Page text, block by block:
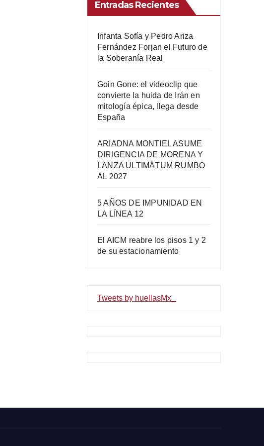
Entradas Recientes
Infanta Sofía y Pedro Ariza
Fernández Forjan el Futuro de
la Soberanía Real
Goin Gone: el videoclip que
convierte la huida de Irán en
mitología épica, llega desde
España
ARIADNA MONTIEL ASUME
DIRIGENCIA DE MORENA Y
LANZA ULTIMÁTUM RUMBO
AL 2027
5 AÑOS DE IMPUNIDAD EN
LA LÍNEA 12
El AICM reabre los pisos 1 y 2
de su estacionamiento
Tweets by huellasMx_